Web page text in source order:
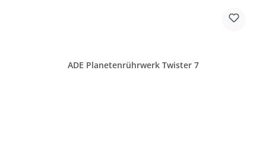
ADE Planetenrührwerk Twister 7